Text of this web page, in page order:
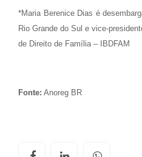
*Maria Berenice Dias é
Rio Grande do Sul e vice-
de Direito de Família – IBDFAM
Fonte: Anoreg BR